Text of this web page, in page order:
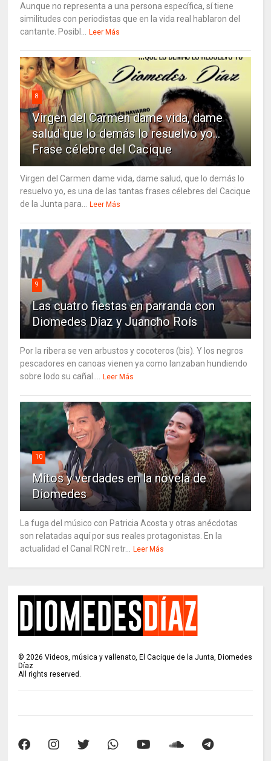
Aunque no representa a una persona específica, sí tiene
similitudes con periodistas que en la vida real hablaron del
cantante. Posibl...
Leer Más
8
Virgen del Carmen dame vida, dame
salud que lo demás lo resuelvo yo…
Frase célebre del Cacique
Virgen del Carmen dame vida, dame salud, que lo demás lo
resuelvo yo, es una de las tantas frases célebres del Cacique
de la Junta para...
Leer Más
9
Las cuatro fiestas en parranda con
Diomedes Díaz y Juancho Roís
Por la ribera se ven arbustos y cocoteros (bis). Y los negros
pescadores en canoas vienen ya como lanzaban hundiendo
sobre lodo su cañal....
Leer Más
10
Mitos y verdades en la novela de
Diomedes
La fuga del músico con Patricia Acosta y otras anécdotas
son relatadas aquí por sus reales protagonistas. En la
actualidad el Canal RCN retr...
Leer Más
©2026 Videos, música y vallenato, El Cacique de la Junta, Diomedes
Díaz
All rights reserved.